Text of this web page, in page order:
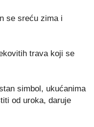
se sreću zima i
trava koji se
simbol, ukućanima
od uroka, daruje